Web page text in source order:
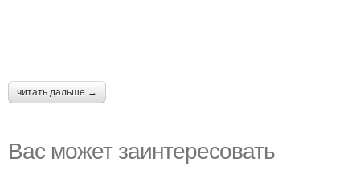
читать дальше →
Вас может заинтересовать